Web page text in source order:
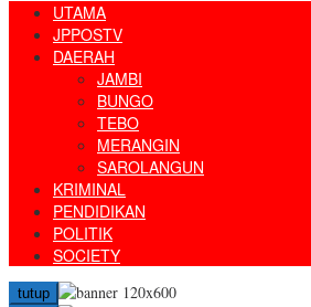
UTAMA
JPPOSTV
DAERAH
JAMBI
BUNGO
TEBO
MERANGIN
SAROLANGUN
KRIMINAL
PENDIDIKAN
POLITIK
SOCIETY
tutup